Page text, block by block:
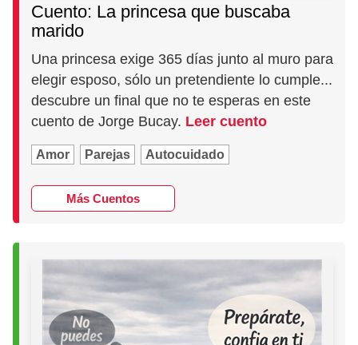
Cuento: La princesa que buscaba
marido
Una princesa exige 365 días junto al muro para
elegir esposo, sólo un pretendiente lo cumple...
descubre un final que no te esperas en este
cuento de Jorge Bucay. Leer cuento
Amor Parejas Autocuidado
Más Cuentos